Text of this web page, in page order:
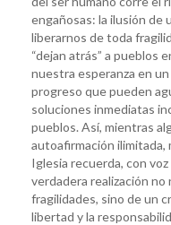
engañosas: la ilusión de
liberarnos de toda
“dejan atrás” a pueblos
nuestra esperanza en
progreso que pueden
soluciones inmediatas
pueblos. Así, mientras
autoafirmación ilimitada,
Iglesia recuerda, con
verdadera realización no
fragilidades, sino de un
libertad y la